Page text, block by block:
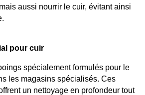
aussi nourrir le cuir, évitant ainsi
pour cuir
spécialement formulés pour le
les magasins spécialisés. Ces
un nettoyage en profondeur tout